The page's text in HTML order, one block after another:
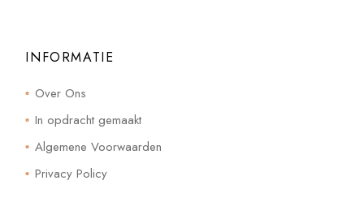
INFORMATIE
Over Ons
In opdracht gemaakt
Algemene Voorwaarden
Privacy Policy